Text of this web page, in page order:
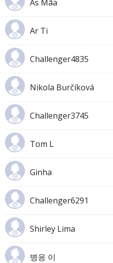
Ãs Mãa
Ar Ti
Challenger4835
Nikola Burčíková
Challenger3745
Tom L
Ginha
Challenger6291
Shirley Lima
병응 이
Download